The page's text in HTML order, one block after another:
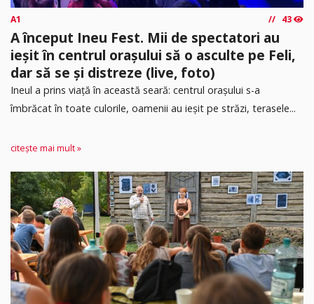
A1 43
A început Ineu Fest. Mii de spectatori au
ieșit în centrul orașului să o asculte pe Feli,
dar să se și distreze (live, foto)
Ineul a prins viață în această seară: centrul orașului s-a
îmbrăcat în toate culorile, oamenii au ieșit pe străzi, terasele...
citește mai mult »